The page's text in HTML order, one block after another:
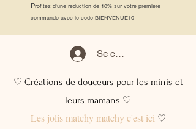
Profitez d'une réduction de 10% sur votre première
commande avec le code BIENVENUE10
Se connecter
♡ Créations de douceurs pour les minis et
leurs mamans ♡
Les jolis matchy matchy c'est ici♡